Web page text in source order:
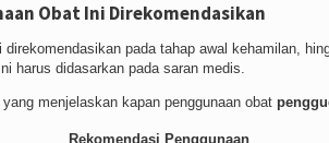
Obat Ini Direkomendasikan
direkomendasikan pada tahap awal kehamilan,
harus didasarkan pada saran medis.
menjelaskan kapan penggunaan obat
Rekomendasi Penggunaan